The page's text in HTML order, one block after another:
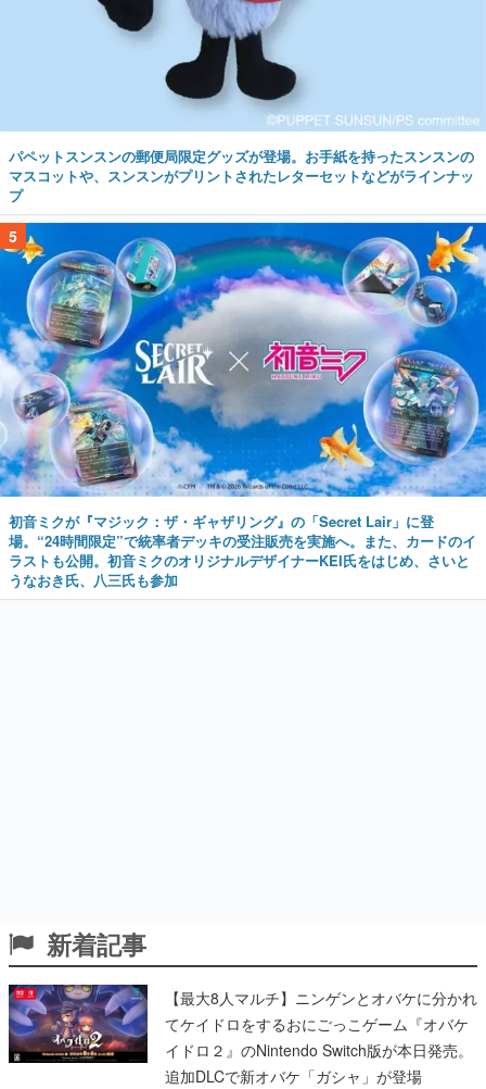
パペットスンスンの郵便局限定グッズが登場。お手紙を持ったスンスンの
マスコットや、スンスンがプリントされたレターセットなどがラインナッ
プ
5
初音ミクが『マジック：ザ・ギャザリング』の「Secret Lair」に登
場。“24時間限定”で統率者デッキの受注販売を実施へ。また、カードのイ
ラストも公開。初音ミクのオリジナルデザイナーKEI氏をはじめ、さいと
うなおき氏、八三氏も参加
新着記事
【最大8人マルチ】ニンゲンとオバケに分かれ
てケイドロをするおにごっこゲーム『オバケ
イドロ２』のNintendo Switch版が本日発売。
追加DLCで新オバケ「ガシャ」が登場